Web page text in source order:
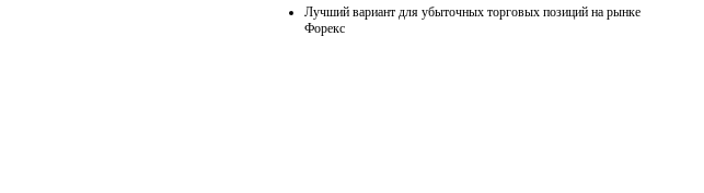
Лучший вариант для убыточных торговых позиций на рынке
Форекс